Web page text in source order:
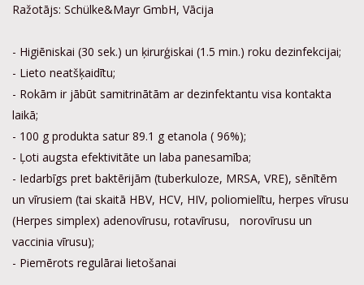
Ražotājs: Schülke&Mayr GmbH, Vācija
- Higiēniskai (30 sek.) un ķirurģiskai (1.5 min.) roku dezinfekcijai;
- Lieto neatšķaidītu;
- Rokām ir jābūt samitrinātām ar dezinfektantu visa kontakta
laikā;
- 100 g produkta satur 89.1 g etanola ( 96%);
- Ļoti augsta efektivitāte un laba panesamība;
- Iedarbīgs pret baktērijām (tuberkuloze, MRSA, VRE), sēnītēm
un vīrusiem (tai skaitā HBV, HCV, HIV, poliomielītu, herpes vīrusu
(Herpes simplex) adenovīrusu, rotavīrusu, norovīrusu un
vaccinia vīrusu);
- Piemērots regulārai lietošanai